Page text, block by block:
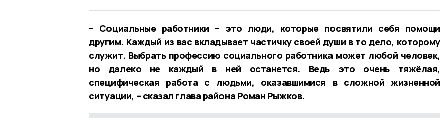
– Социальные работники – это люди, которые посвятили себя помощи
другим. Каждый из вас вкладывает частичку своей души в то дело, которому
служит. Выбрать профессию социального работника может любой человек,
но далеко не каждый в ней останется. Ведь это очень тяжёлая,
специфическая работа с людьми, оказавшимися в сложной жизненной
ситуации, – сказал глава района Роман Рыжков.